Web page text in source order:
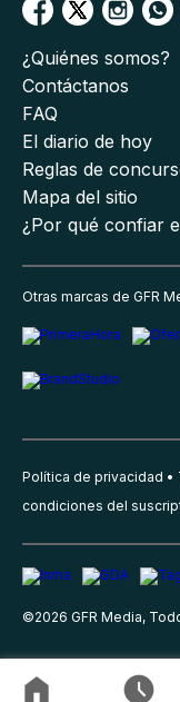
¿Quiénes somos?
Contáctanos
FAQ
El diario de hoy
Reglas de
Mapa del sitio
¿Por qué confiar
Otras marcas de GFR
Política de privacidad
condiciones del
©2026 GFR Media,